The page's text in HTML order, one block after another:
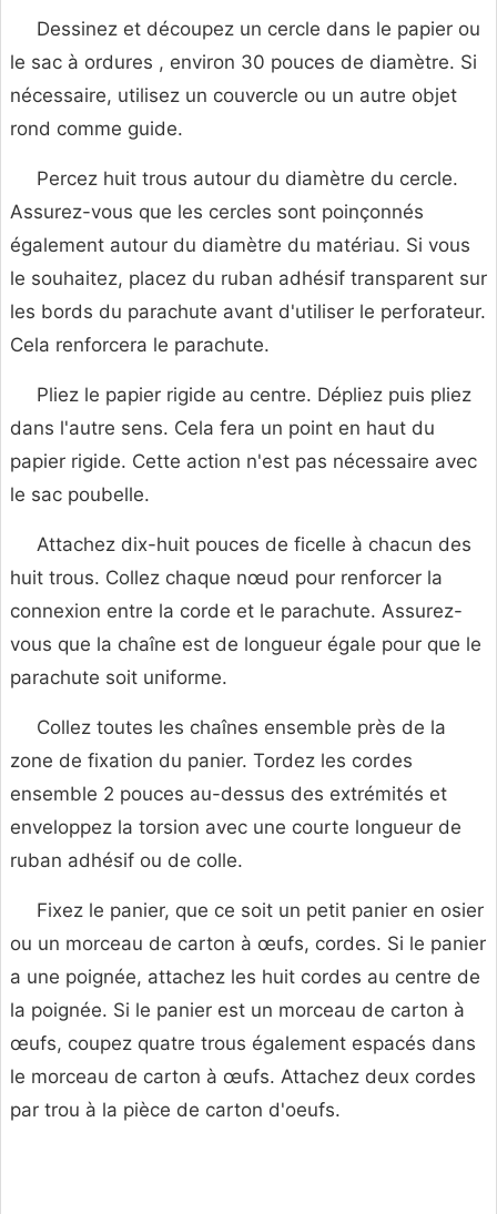
Dessinez et découpez un cercle dans le papier ou
le sac à ordures , environ 30 pouces de diamètre. Si
nécessaire, utilisez un couvercle ou un autre objet
rond comme guide.
Percez huit trous autour du diamètre du cercle.
Assurez-vous que les cercles sont poinçonnés
également autour du diamètre du matériau. Si vous
le souhaitez, placez du ruban adhésif transparent sur
les bords du parachute avant d'utiliser le perforateur.
Cela renforcera le parachute.
Pliez le papier rigide au centre. Dépliez puis pliez
dans l'autre sens. Cela fera un point en haut du
papier rigide. Cette action n'est pas nécessaire avec
le sac poubelle.
Attachez dix-huit pouces de ficelle à chacun des
huit trous. Collez chaque nœud pour renforcer la
connexion entre la corde et le parachute. Assurez-
vous que la chaîne est de longueur égale pour que le
parachute soit uniforme.
Collez toutes les chaînes ensemble près de la
zone de fixation du panier. Tordez les cordes
ensemble 2 pouces au-dessus des extrémités et
enveloppez la torsion avec une courte longueur de
ruban adhésif ou de colle.
Fixez le panier, que ce soit un petit panier en osier
ou un morceau de carton à œufs, cordes. Si le panier
a une poignée, attachez les huit cordes au centre de
la poignée. Si le panier est un morceau de carton à
œufs, coupez quatre trous également espacés dans
le morceau de carton à œufs. Attachez deux cordes
par trou à la pièce de carton d'oeufs.